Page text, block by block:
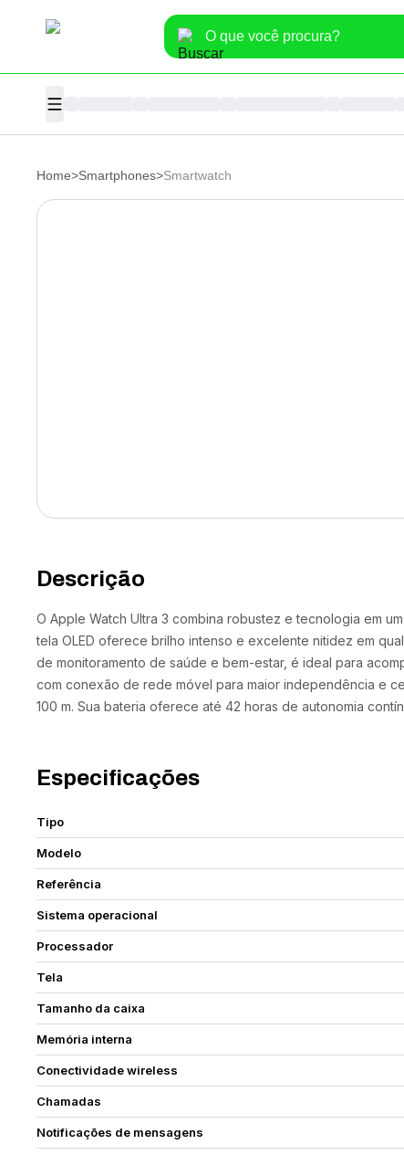
Home>Smartphones>Smartwatch
Descrição
O Apple Watch Ultra 3 combina robustez e tecnologia em
tela OLED oferece brilho intenso e excelente nitidez em
de monitoramento de saúde e bem-estar, é ideal para
com conexão de rede móvel para maior independência e
100 m. Sua bateria oferece até 42 horas de autonomia
Especificações
Tipo
Modelo
Referência
Sistema operacional
Processador
Tela
Tamanho da caixa
Memória interna
Conectividade wireless
Chamadas
Notificações de mensagens